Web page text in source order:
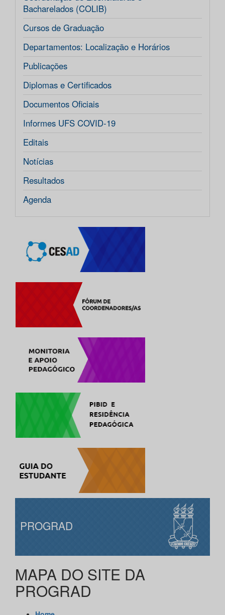
Bacharelados (COLIB)
Cursos de Graduação
Departamentos: Localização e Horários
Publicações
Diplomas e Certificados
Documentos Oficiais
Informes UFS COVID-19
Editais
Notícias
Resultados
Agenda
PROGRAD
MAPA DO SITE DA
PROGRAD